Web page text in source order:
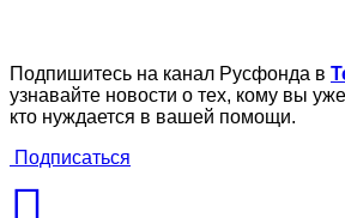
Подпишитесь на канал Русфонда в
узнавайте новости о тех, кому вы
кто нуждается в вашей помощи.
Подписаться